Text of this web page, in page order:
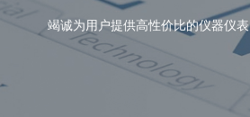
竭诚为用户提供高性价比的仪器仪